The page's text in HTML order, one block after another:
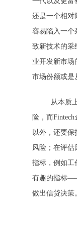
还是一个相对
容易陷入一
致新技术的采
业开发新市场
市场份额或是
从本质
险，而
以外，还要
风险；在评估
指标，例如工
有趣的指标
做出信贷决策